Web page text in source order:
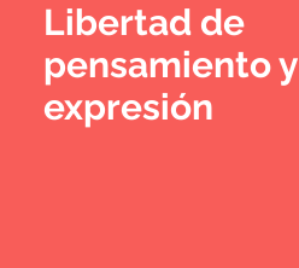
Libertad de
pensamiento y
expresión